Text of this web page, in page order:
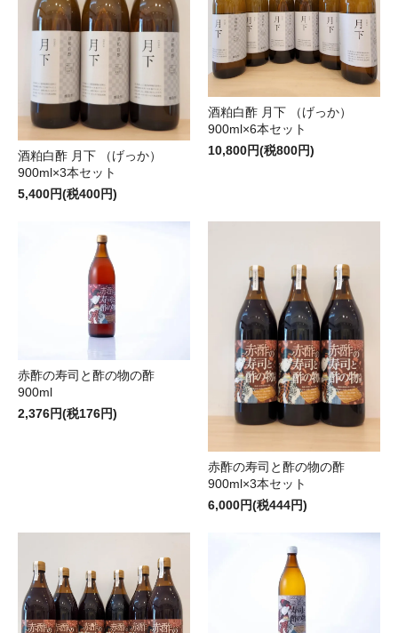
酒粕白酢 月下 （げっか）
900ml×3本セット
5,400円(税400円)
酒粕白酢 月下 （げっか）
900ml×6本セット
10,800円(税800円)
赤酢の寿司と酢の物の酢
900ml
2,376円(税176円)
赤酢の寿司と酢の物の酢
900ml×3本セット
6,000円(税444円)